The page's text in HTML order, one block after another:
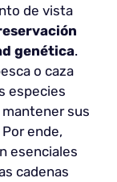
de vista
genética.
o caza
especies
sus
ende,
esenciales
cadenas